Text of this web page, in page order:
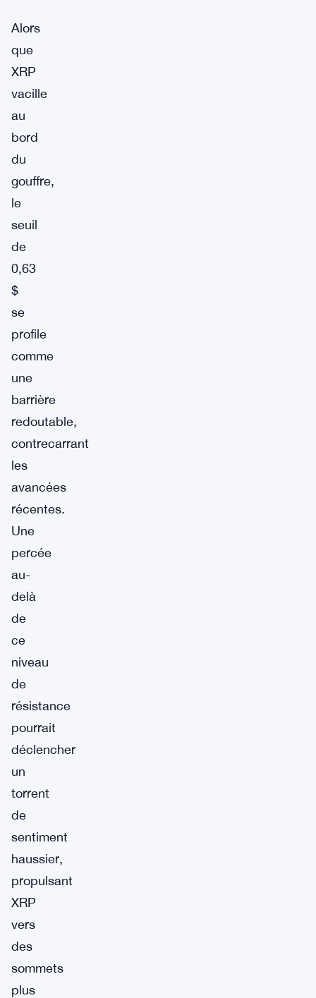
Alors
que
XRP
vacille
au
bord
du
gouffre,
le
seuil
de
0,63
$
se
profile
comme
une
barrière
redoutable,
contrecarrant
les
avancées
récentes.
Une
percée
au-
delà
de
ce
niveau
de
résistance
pourrait
déclencher
un
torrent
de
sentiment
haussier,
propulsant
XRP
vers
des
sommets
plus